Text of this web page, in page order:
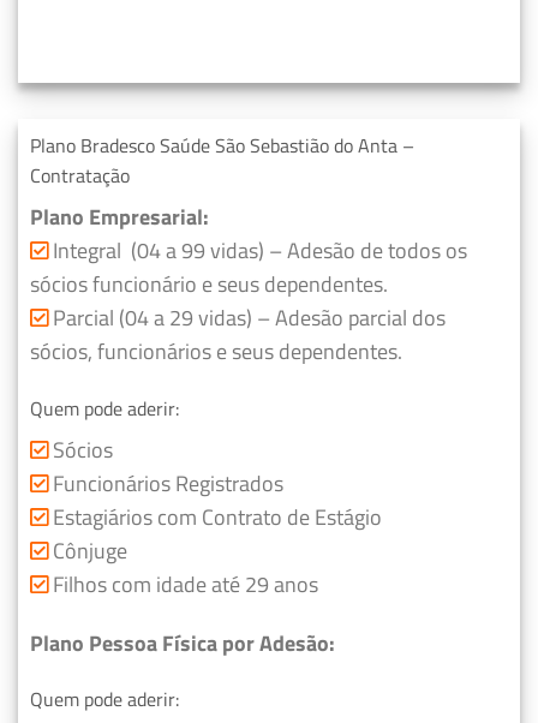
Plano Bradesco Saúde São Sebastião do Anta –
Contratação
Plano Empresarial:
Integral (04 a 99 vidas) – Adesão de todos os
sócios funcionário e seus dependentes.
Parcial (04 a 29 vidas) – Adesão parcial dos
sócios, funcionários e seus dependentes.
Quem pode aderir:
Sócios
Funcionários Registrados
Estagiários com Contrato de Estágio
Cônjuge
Filhos com idade até 29 anos
Plano Pessoa Física por Adesão:
Quem pode aderir: